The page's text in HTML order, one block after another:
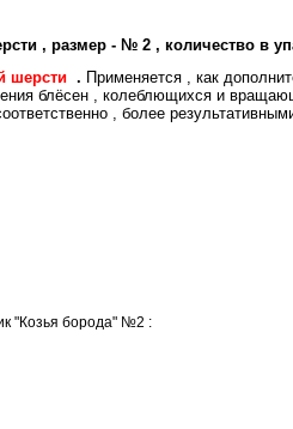
, размер - № 2 , количество в
шерсти . Применяется , как
блёсен , колеблющихся и
, более
"Козья борода" №2 :